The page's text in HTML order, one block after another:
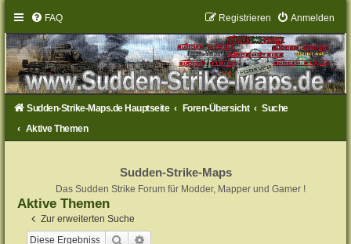
FAQ Anmelden
Registrieren
Sudden-Strike-Maps.de Hauptseite Foren-Übersicht
Suche
Aktive Themen
Sudden-Strike-Maps
Das Sudden Strike Forum für Modder, Mapper und Gamer !
Aktive Themen
Zur erweiterten Suche
Suche